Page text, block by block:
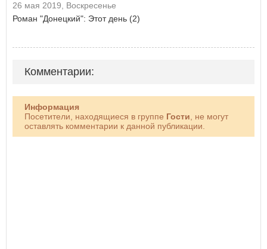
26 мая 2019, Воскресенье
Роман "Донецкий": Этот день (2)
Комментарии:
Информация
Посетители, находящиеся в группе Гости , не могут
оставлять комментарии к данной публикации.